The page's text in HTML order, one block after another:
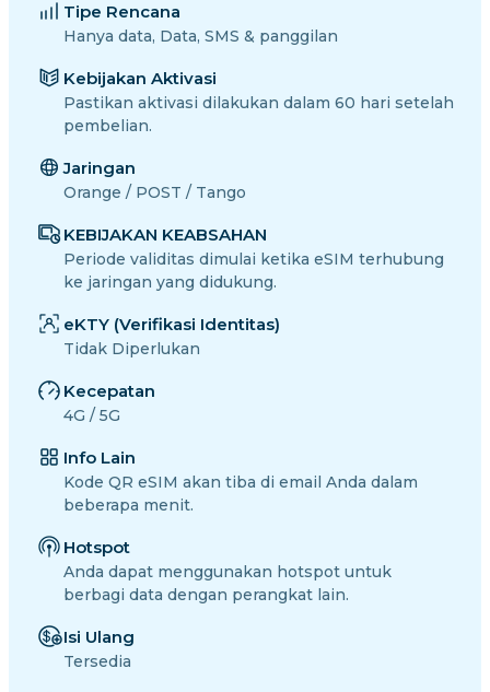
Tipe Rencana
Hanya data, Data, SMS & panggilan
Kebijakan Aktivasi
Pastikan aktivasi dilakukan dalam 60 hari setelah
pembelian.
Jaringan
Orange / POST / Tango
KEBIJAKAN KEABSAHAN
Periode validitas dimulai ketika eSIM terhubung
ke jaringan yang didukung.
eKTY (Verifikasi Identitas)
Tidak Diperlukan
Kecepatan
4G / 5G
Info Lain
Kode QR eSIM akan tiba di email Anda dalam
beberapa menit.
Hotspot
Anda dapat menggunakan hotspot untuk
berbagi data dengan perangkat lain.
Isi Ulang
Tersedia